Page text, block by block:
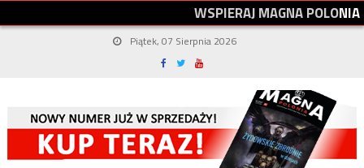
WSPIERAJMAGNAPOLONIA
Piątek, 07 Sierpnia 2026